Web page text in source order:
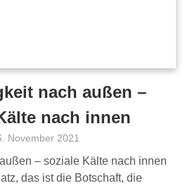
nach außen –
nach innen
November 2021
– soziale Kälte nach innen
das ist die Botschaft, die